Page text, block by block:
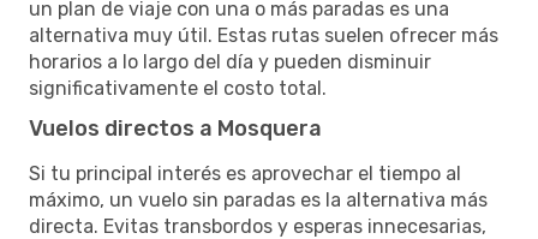
un plan de viaje con una o más paradas es una
alternativa muy útil. Estas rutas suelen ofrecer más
horarios a lo largo del día y pueden disminuir
significativamente el costo total.
Vuelos directos a Mosquera
Si tu principal interés es aprovechar el tiempo al
máximo, un vuelo sin paradas es la alternativa más
directa. Evitas transbordos y esperas innecesarias,